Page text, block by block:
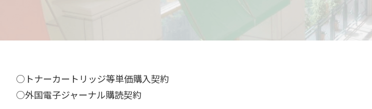
○トナーカートリッジ等単価購入契約
○外国電子ジャーナル購読契約